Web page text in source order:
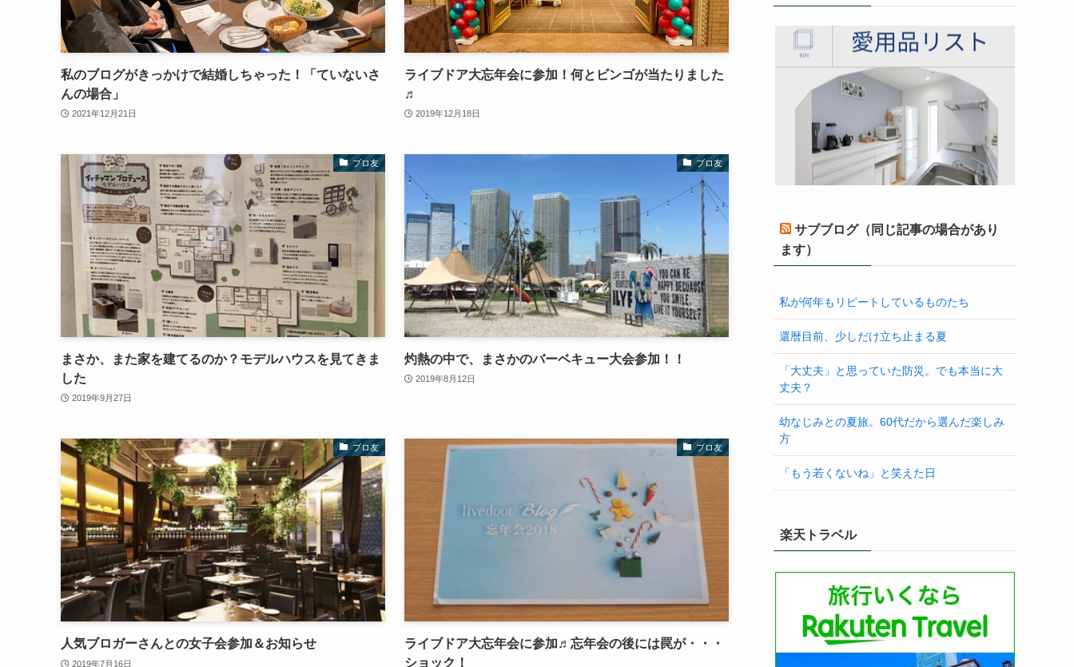
私のブログがきっかけで結婚しちゃった！「ていないさ
んの場合」
2021年12月21日
ライブドア大忘年会に参加！何とビンゴが当たりました
♬
2019年12月18日
ブロ友
まさか、また家を建てるのか？モデルハウスを見てきま
した
2019年9月27日
ブロ友
灼熱の中で、まさかのバーベキュー大会参加！！
2019年8月12日
ブロ友
人気ブロガーさんとの女子会参加＆お知らせ
2019年7月16日
ブロ友
ライブドア大忘年会に参加♬忘年会の後には罠が・・・
ショック！
サブブログ（同じ記事の場合があり
ます）
私が何年もリピートしているものたち
還暦目前、少しだけ立ち止まる夏
「大丈夫」と思っていた防災。でも本当に大
丈夫？
幼なじみとの夏旅。60代だから選んだ楽しみ
方
「もう若くないね」と笑えた日
楽天トラベル